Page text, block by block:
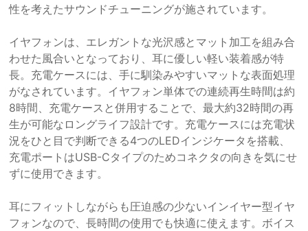
性を考えたサウンドチューニングが施されています。
イヤフォンは、エレガントな光沢感とマット加工を組み合
わせた風合いとなっており、耳に優しい軽い装着感が特
長。充電ケースには、手に馴染みやすいマットな表面処理
がなされています。イヤフォン単体での連続再生時間は約
8時間、充電ケースと併用することで、最大約32時間の再
生が可能なロングライフ設計です。充電ケースには充電状
況をひと目で判断できる4つのLEDインジケータを搭載、
充電ポートはUSB-Cタイプのためコネクタの向きを気にせ
ずに使用できます。
耳にフィットしながらも圧迫感の少ないインイヤー型イヤ
フォンなので、長時間の使用でも快適に使えます。ボイス